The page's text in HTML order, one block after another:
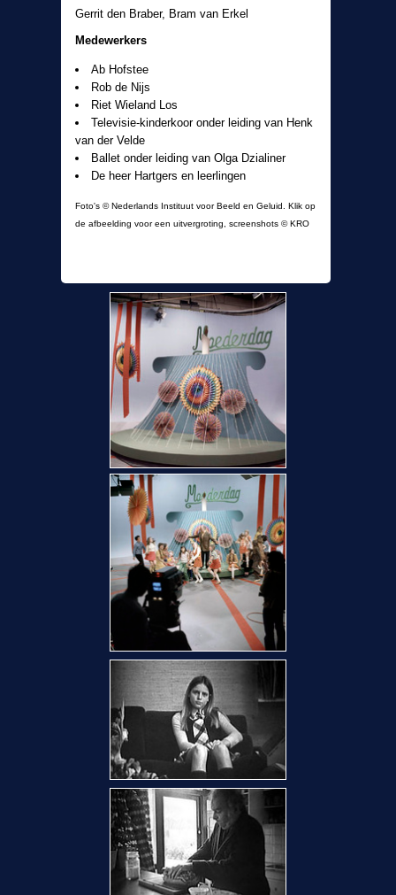
Gerrit den Braber, Bram van Erkel
Medewerkers
Ab Hofstee
Rob de Nijs
Riet Wieland Los
Televisie-kinderkoor onder leiding van Henk
van der Velde
Ballet onder leiding van Olga Dzialiner
De heer Hartgers en leerlingen
Foto's © Nederlands Instituut voor Beeld en Geluid. Klik op
de afbeelding voor een uitvergroting, screenshots © KRO